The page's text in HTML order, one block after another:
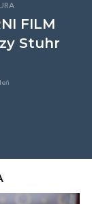
FILM
Stuhr